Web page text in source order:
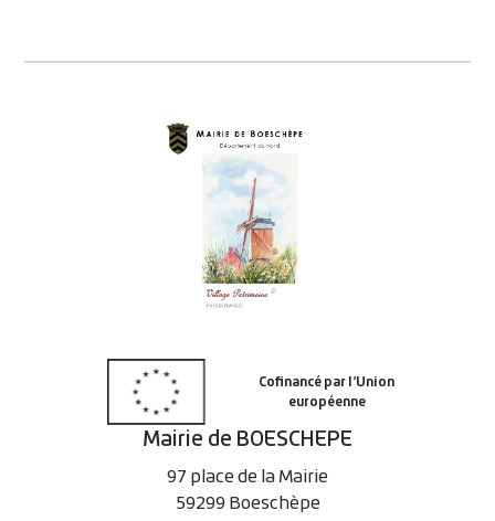
Mairie de BOESCHEPE
97 place de la Mairie
59299 Boeschèpe